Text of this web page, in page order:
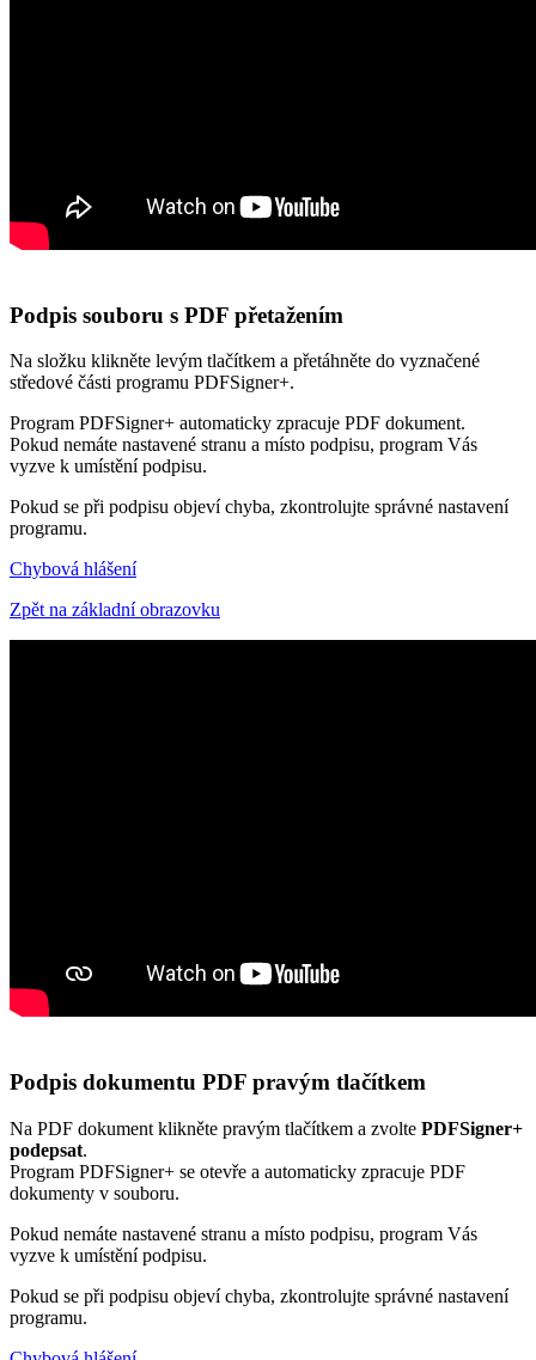
Podpis souboru s PDF přetažením
Na složku klikněte levým tlačítkem a přetáhněte do vyznačené
středové části programu PDFSigner+.
Program PDFSigner+ automaticky zpracuje PDF dokument.
Pokud nemáte nastavené stranu a místo podpisu, program Vás
vyzve k umístění podpisu.
Pokud se při podpisu objeví chyba, zkontrolujte správné nastavení
programu.
Chybová hlášení
Zpět na základní obrazovku
Podpis dokumentu PDF pravým tlačítkem
Na PDF dokument klikněte pravým tlačítkem a zvolte PDFSigner+
podepsat.
Program PDFSigner+ se otevře a automaticky zpracuje PDF
dokumenty v souboru.
Pokud nemáte nastavené stranu a místo podpisu, program Vás
vyzve k umístění podpisu.
Pokud se při podpisu objeví chyba, zkontrolujte správné nastavení
programu.